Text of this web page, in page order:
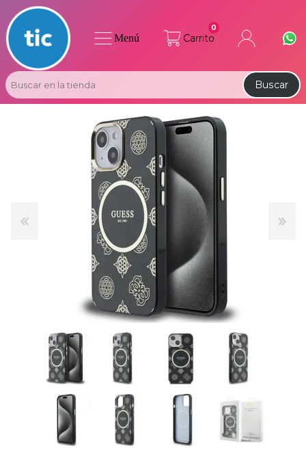
Carrito
0
Buscar
Menú